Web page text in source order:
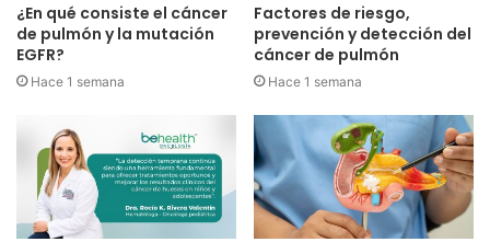
¿En qué consiste el cáncer
de pulmón y la mutación
EGFR?
Hace 1 semana
Factores de riesgo,
prevención y detección del
cáncer de pulmón
Hace 1 semana